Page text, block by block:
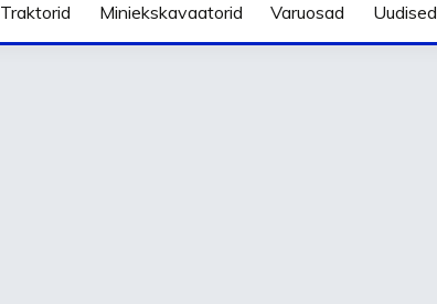
Traktorid Miniekskavaatorid Varuosad Uudised